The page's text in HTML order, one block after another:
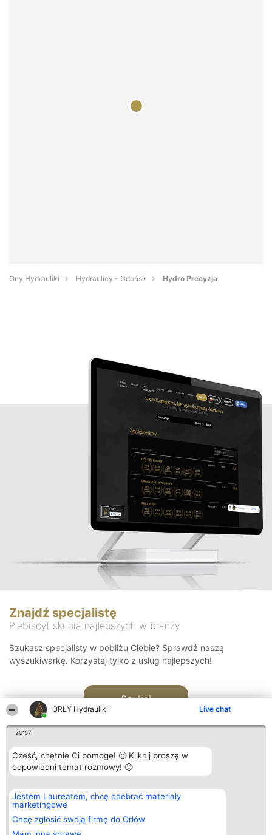
ORŁY Hydrauliki Live chat
20:57
Cześć, chętnie Ci pomogę! 🙂 Kliknij proszę w
odpowiedni temat rozmowy! 🙂
Jestem Laureatem, chcę odebrać materiały
marketingowe
Chcę zgłosić swoją firmę do Orłów
Orły Hydrauliki Hydraulicy - Gdańsk Hydro Precyzja
Znajdź specjalistę
Plebiscyt skupia najlepszych w branży
Szukasz specjalisty w pobliżu Ciebie? Sprawdź naszą
wyszukiwarkę. Korzystaj tylko z usług najlepszych!
Szukaj
Organizator plebiscytu
Bright Side Solutions sp. z o.
o. sp. k.
ul. Ruska 22
Wrocław 50-079
KRS 0000749100 | Regon
Plebiscyt
Laureaci
wszystkich
Laureatów
Kontakt
Kontakt